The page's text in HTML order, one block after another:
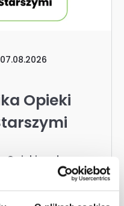
07.08.2026
Opieki
Opieki nad